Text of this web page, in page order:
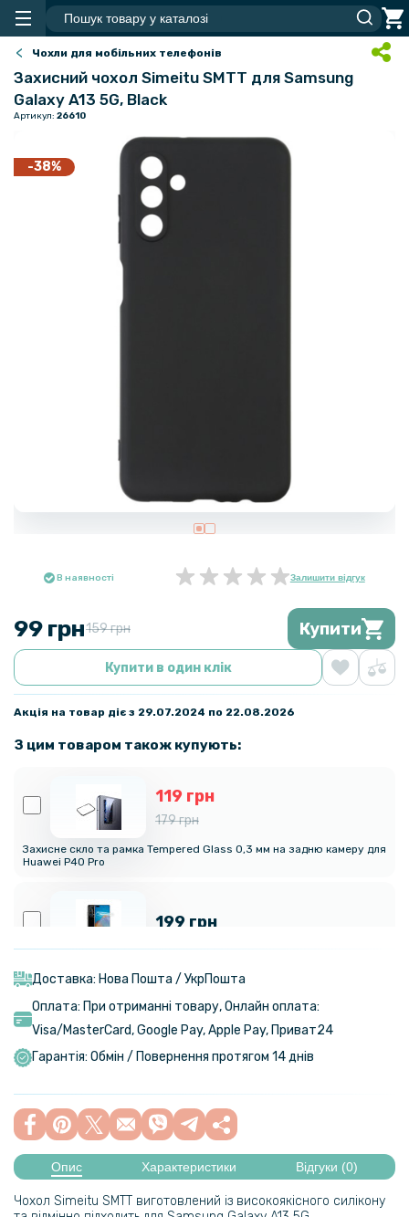
Чохли для мобільних телефонів
Захисний чохол Simeitu SMTT для Samsung
Galaxy A13 5G, Black
Артикул: 26610
-38%
В наявності Залишити відгук
99 грн159 грн Купити
Купити в один клік
Акція на товар діє з 29.07.2024 по 22.08.2026
З цим товаром також купують:
119 грн
179 грн
Захисне скло та рамка Tempered Glass 0,3 мм на задню камеру для
Huawei P40 Pro
199 грн
Transparent
199 грн
на задню панель, Transparent
399 грн
Гідрогелева плівка iNobi Privacy Matte для Huawei P40 Pro
(Антишпигун)
Доставка: Нова Пошта / УкрПошта
Оплата: При отриманні товару, Онлайн оплата:
Visa/MasterСard, Google Pay, Apple Pay, Приват24
Гарантія: Обмін / Повернення протягом 14 днів
Опис Характеристики Відгуки (0)
Чохол Simeitu SMTT виготовлений із високоякісного силікону